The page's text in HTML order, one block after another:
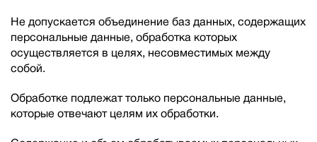
Не допускается объединение баз данных, содержащих
персональные данные, обработка которых
осуществляется в целях, несовместимых между
собой.
Обработке подлежат только персональные данные,
которые отвечают целям их обработки.